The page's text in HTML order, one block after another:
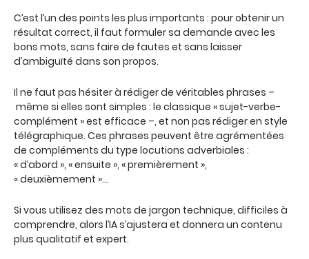
C’est l’un des points les plus importants : pour obtenir un
résultat correct, il faut formuler sa demande avec les
bons mots, sans faire de fautes et sans laisser
d’ambiguïté dans son propos.
Il ne faut pas hésiter à rédiger de véritables phrases –
même si elles sont simples : le classique « sujet-verbe-
complément » est efficace –, et non pas rédiger en style
télégraphique. Ces phrases peuvent être agrémentées
de compléments du type locutions adverbiales :
« d’abord », « ensuite », « premièrement »,
« deuxièmement »…
Si vous utilisez des mots de jargon technique, difficiles à
comprendre, alors l’IA s’ajustera et donnera un contenu
plus qualitatif et expert.